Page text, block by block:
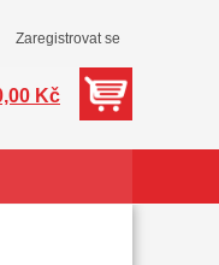
Zaregistrovat se
Kč